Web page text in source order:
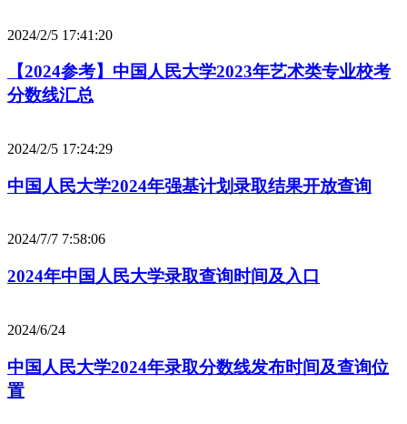
2024/2/5 17:41:20
【2024参考】中国人民大学2023年艺术类专业校考
分数线汇总
2024/2/5 17:24:29
中国人民大学2024年强基计划录取结果开放查询
2024/7/7 7:58:06
2024年中国人民大学录取查询时间及入口
2024/6/24
中国人民大学2024年录取分数线发布时间及查询位
置